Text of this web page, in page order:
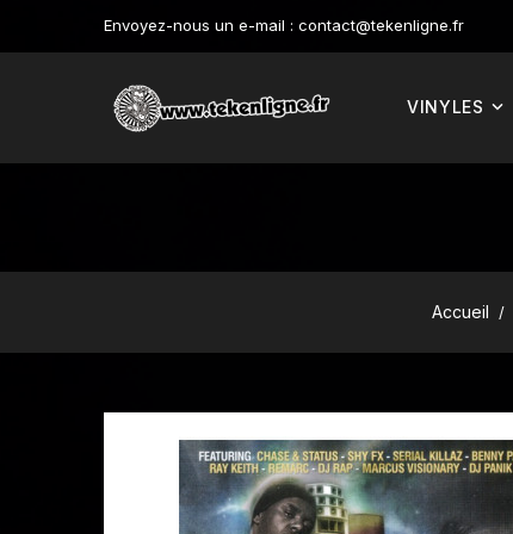
Envoyez-nous un e-mail : contact@tekenligne.fr
VINYLES
Accueil